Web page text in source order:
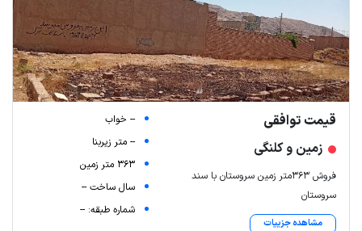
قیمت توافقی
زمین و کلنگی
فروش 363متر زمین سروستان با سند
سروستان
مشاهده جزییات
-- خواب
-- متر زیربنا
363 متر زمین
سال ساخت --
شماره طبقه: --